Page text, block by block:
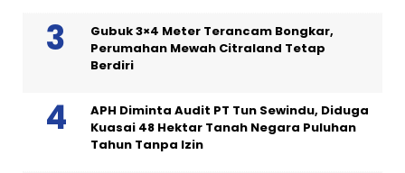
Gubuk 3×4 Meter Terancam Bongkar,
Perumahan Mewah Citraland Tetap
Berdiri
APH Diminta Audit PT Tun Sewindu, Diduga
Kuasai 48 Hektar Tanah Negara Puluhan
Tahun Tanpa Izin